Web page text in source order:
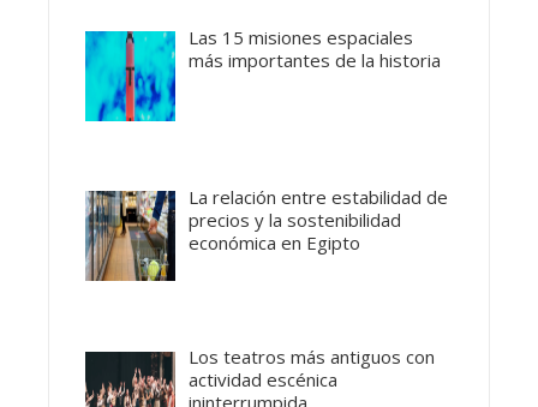
Las 15 misiones espaciales
más importantes de la historia
La relación entre estabilidad de
precios y la sostenibilidad
económica en Egipto
Los teatros más antiguos con
actividad escénica